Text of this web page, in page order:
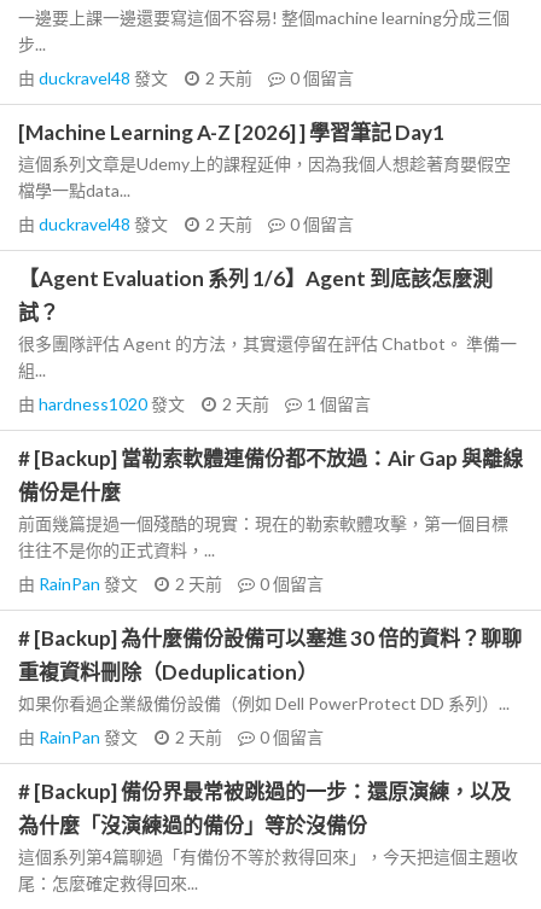
一邊要上課一邊還要寫這個不容易! 整個machine learning分成三個
步...
由 duckravel48 發文 2 天前 0個留言
[Machine Learning A-Z [2026] ] 學習筆記 Day1
這個系列文章是Udemy上的課程延伸，因為我個人想趁著育嬰假空
檔學一點data...
由 duckravel48 發文 2 天前 0個留言
【Agent Evaluation 系列 1/6】Agent 到底該怎麼測
試？
很多團隊評估 Agent 的方法，其實還停留在評估 Chatbot。 準備一
組...
由 hardness1020發文 2 天前 1 個留言
# [Backup] 當勒索軟體連備份都不放過：Air Gap 與離線
備份是什麼
前面幾篇提過一個殘酷的現實：現在的勒索軟體攻擊，第一個目標
往往不是你的正式資料，...
由 RainPan 發文 2 天前 0個留言
# [Backup] 為什麼備份設備可以塞進 30 倍的資料？聊聊
重複資料刪除（Deduplication）
如果你看過企業級備份設備（例如 Dell PowerProtect DD 系列）...
由 RainPan 發文 2 天前 0個留言
# [Backup] 備份界最常被跳過的一步：還原演練，以及
為什麼「沒演練過的備份」等於沒備份
這個系列第4篇聊過「有備份不等於救得回來」，今天把這個主題收
尾：怎麼確定救得回來...